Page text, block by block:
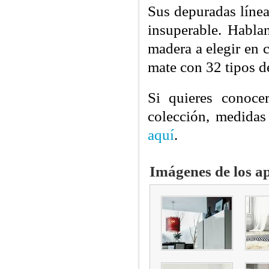
Sus depuradas
insuperable.
madera a elegir en
mate con 32 tipos
Si quieres
colección,
aquí.
Imágenes de los